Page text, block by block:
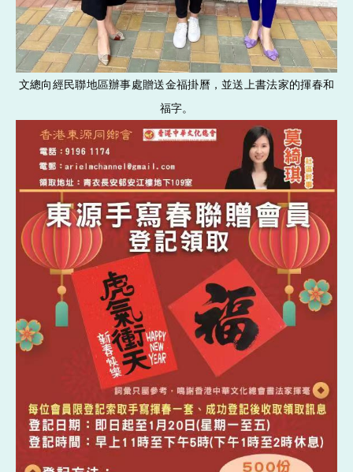
文總向經民聯地區辦事處贈送金福掛曆，並送上書法家的揮春和
福字。